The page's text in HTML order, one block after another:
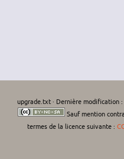
upgrade.txt· Dernière modification :
Sauf mention
termes de la licence suivante :